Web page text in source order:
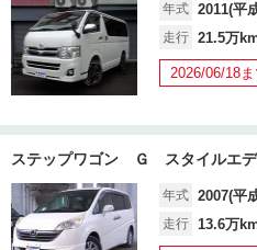
年式 2011(平
走行 21.5万
2026/06/18
ステップワゴン Ｇ スタイルエデ
年式 2007(平
走行 13.6万